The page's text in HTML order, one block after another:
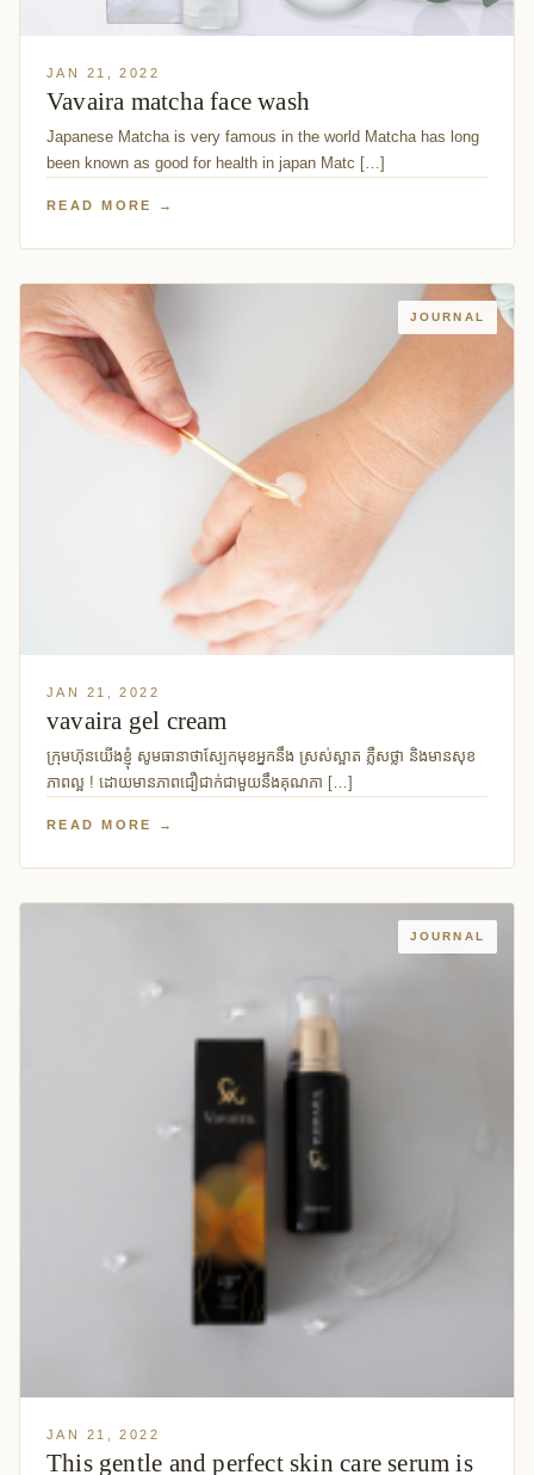
JAN 21, 2022
Vavaira matcha face wash
Japanese Matcha is very famous in the world Matcha has long
been known as good for health in japan Matc […]
READ MORE →
JOURNAL
JAN 21, 2022
vavaira gel cream
ក្រុមហ៊ុនយើងខ្ញុំ សូមធានាថាស្បែកមុខអ្នកនឹង ស្រស់ស្អាត ភ្លឺសថ្លា និងមានសុខ
ភាពល្អ ! ដោយមានភាពជឿជាក់ជាមួយនឹងគុណភា […]
READ MORE →
JOURNAL
JAN 21, 2022
This gentle and perfect skin care serum is